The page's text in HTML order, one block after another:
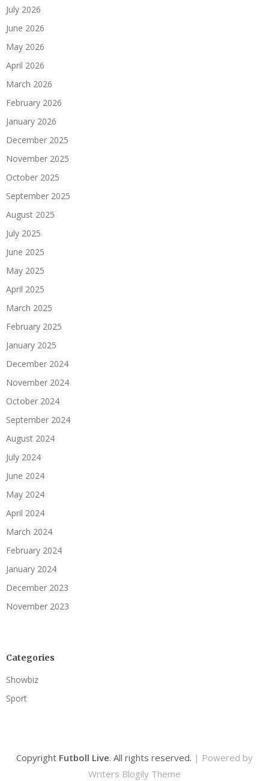
July 2026
June 2026
May 2026
April 2026
March 2026
February 2026
January 2026
December 2025
November 2025
October 2025
September 2025
August 2025
July 2025
June 2025
May 2025
April 2025
March 2025
February 2025
January 2025
December 2024
November 2024
October 2024
September 2024
August 2024
July 2024
June 2024
May 2024
April 2024
March 2024
February 2024
January 2024
December 2023
November 2023
Categories
Showbiz
Sport
Copyright Futboll Live. All rights reserved. | Powered by
Writers Blogily Theme